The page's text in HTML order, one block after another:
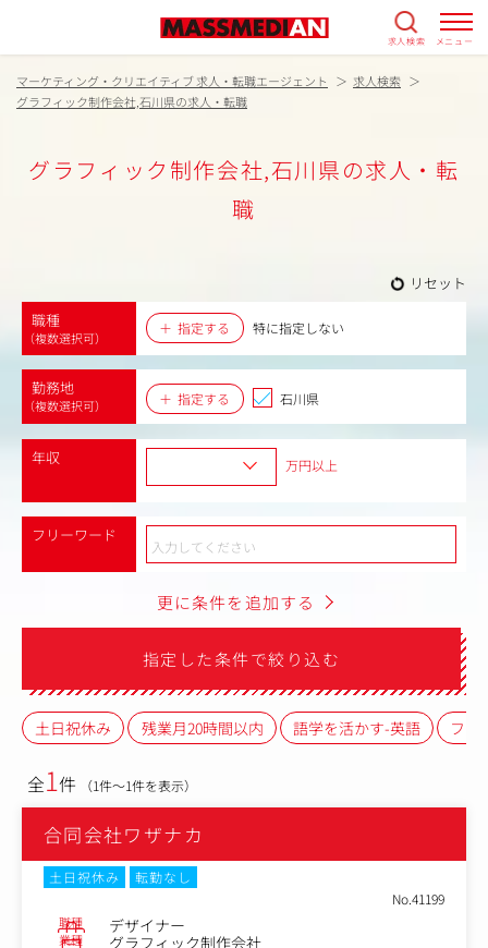
求人検索 メニュー
マーケティング・クリエイティブ 求人・転職エージェント
求人検索
グラフィック制作会社,石川県の求人・転職
グラフィック制作会社,石川県の求人・転
職
リセット
職種
（複数選択可）
指定する 特に指定しない
勤務地
（複数選択可） 指定する 石川県
年収 万円以上
フリーワード
更に条件を追加する
指定した条件で絞り込む
土日祝休み 残業月20時間以内 語学を活かす-英語 フレ
全1件 （1件～1件を表示）
合同会社ワザナカ
土日祝休み
転勤なし
No.41199
職種 デザイナー
業種 グラフィック制作会社